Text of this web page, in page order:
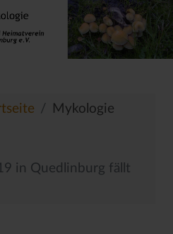
Mykologie
in Quedlinburg fällt